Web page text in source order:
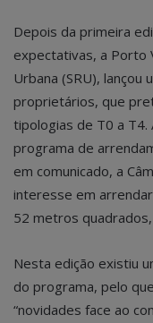
Depois da primeira
expectativas, a Porto
Urbana (SRU), lançou
proprietários, que
tipologias de T0 a T4.
programa de
em comunicado, a
interesse em
52 metros
Nesta edição existiu
do programa, pelo
“novidades face ao